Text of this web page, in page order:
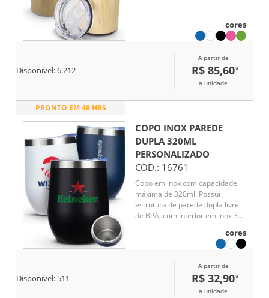
cores
Disponível:6.212
A partir de
R$ 85,60*
a unidade
PRONTO EM 48 HRS
COPO INOX PAREDE
DUPLA 320ML
PERSONALIZADO
COD.: 16761
Copo em inox com capacidade
máxima de 320ml. Possui
estrutura de parede dupla livre
de BPA, com interior em inox 304
pintura eletrostática. Conta com
tampa de pressão em plástico
bocal e anel de vedação em
cores
Disponível: 511
A partir de
R$ 32,90*
a unidade